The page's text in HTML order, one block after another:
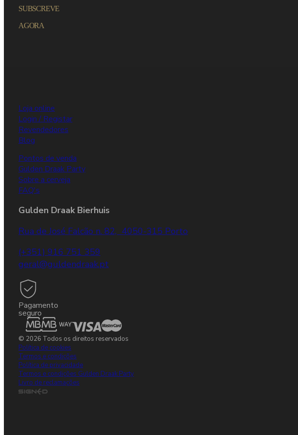
SUBSCREVE
AGORA
Loja online
Login / Registar
Revendedores
Blog
Pontos de venda
Gulden Draak Party
Sobre a cerveja
FAQ's
Gulden Draak Bierhuis
Rua de José Falcão n. 82, 4050-315 Porto
(+351) 916 751 359
geral@guldendraak.pt
Pagamento
seguro
© 2026 Todos os direitos reservados
Política de cookies
Termos e condições
Política de privacidade
Termos e condições Gulden Draak Party
Livro de reclamações